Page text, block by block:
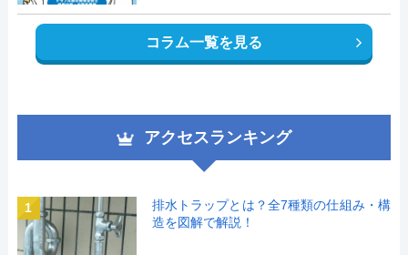
コラム一覧を見る
アクセスランキング
1
排水トラップとは？全7種類の仕組み・構
造を図解で解説！